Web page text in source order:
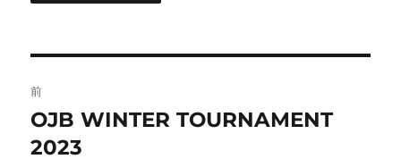
稿
ナ
前
前
の
OJB WINTER TOURNAMENT
2023